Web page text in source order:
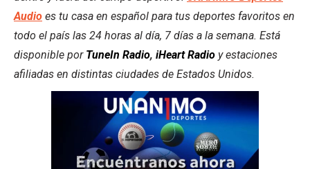
Audio es tu casa en español para tus deportes favoritos en
todo el país las 24 horas al día, 7 días a la semana. Está
disponible por TuneIn Radio, iHeart Radio y estaciones
afiliadas en distintas ciudades de Estados Unidos.